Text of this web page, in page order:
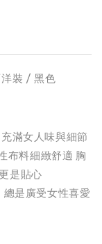
裝 / 黑色
滿女人味與細節
布料細緻舒適 胸
是貼心
是廣受女性喜愛